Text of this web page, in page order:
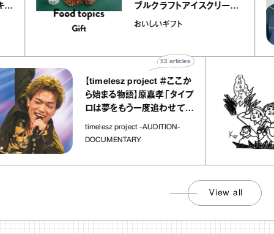
プ キャ
ブルクラフトアイスクリーム
｜真野知子の「おいしいギフ
おいしいギフト
【timelesz project ＃ここか
ら始まる物語】原嘉孝「タイプ
ロは夢をもう一度追わせてく
れた場所」
timelesz project -AUDITION-
DOCUMENTARY
articles
View all